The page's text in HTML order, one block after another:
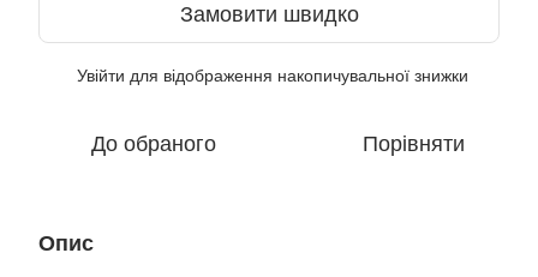
Замовити швидко
Увійти для відображення накопичувальної знижки
До обраного Порівняти
Опис